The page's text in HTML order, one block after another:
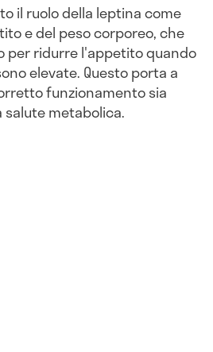
il ruolo della leptina come
e del peso corporeo, che
per ridurre l'appetito quando
elevate. Questo porta a
funzionamento sia
metabolica.